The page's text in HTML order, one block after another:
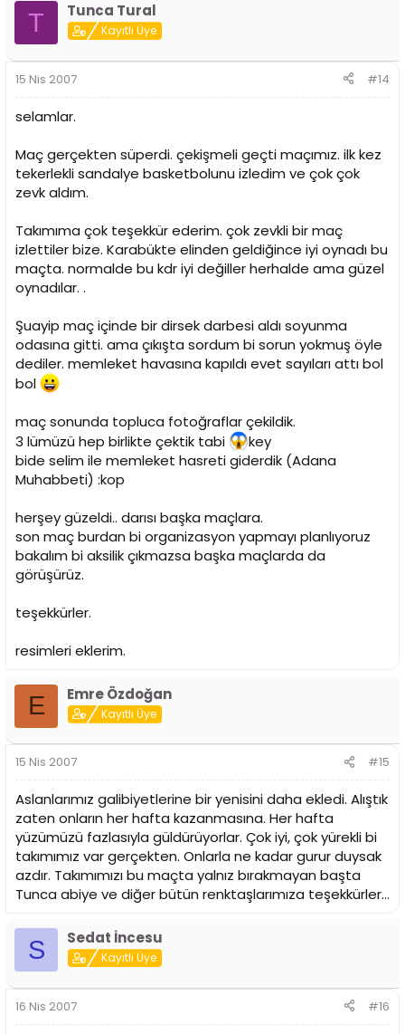
T Tunca Tural
Kayıtlı Üye
15 Nis 2007 #14
selamlar.
Maç gerçekten süperdi. çekişmeli geçti maçımız. ilk kez
tekerlekli sandalye basketbolunu izledim ve çok çok
zevk aldım.
Takımıma çok teşekkür ederim. çok zevkli bir maç
izlettiler bize. Karabükte elinden geldiğince iyi oynadı bu
maçta. normalde bu kdr iyi değiller herhalde ama güzel
oynadılar. .
Şuayip maç içinde bir dirsek darbesi aldı soyunma
odasına gitti. ama çıkışta sordum bi sorun yokmuş öyle
dediler. memleket havasına kapıldı evet sayıları attı bol
bol
maç sonunda topluca fotoğraflar çekildik.
3 lümüzü hep birlikte çektik tabi
key
bide selim ile memleket hasreti giderdik (Adana
Muhabbeti) :kop
herşey güzeldi.. darısı başka maçlara.
son maç burdan bi organizasyon yapmayı planlıyoruz
bakalım bi aksilik çıkmazsa başka maçlarda da
görüşürüz.
teşekkürler.
resimleri eklerim.
E Emre Özdoğan
Kayıtlı Üye
15 Nis 2007 #15
Aslanlarımız galibiyetlerine bir yenisini daha ekledi. Alıştık
zaten onların her hafta kazanmasına. Her hafta
yüzümüzü fazlasıyla güldürüyorlar. Çok iyi, çok yürekli bi
takımımız var gerçekten. Onlarla ne kadar gurur duysak
azdır. Takımımızı bu maçta yalnız bırakmayan başta
Tunca abiye ve diğer bütün renktaşlarımıza teşekkürler...
S Sedat İncesu
Kayıtlı Üye
16 Nis 2007 #16